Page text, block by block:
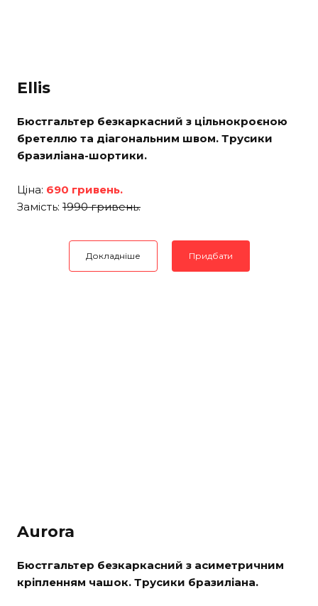
Ellis
Бюстгальтер безкаркасний з цільнокроєною
бретеллю та діагональним швом. Трусики
бразиліана-шортики.
Ціна: 690 гривень.
Замість: 1990 гривень.
Докладніше Придбати
Aurora
Бюстгальтер безкаркасний з асиметричним
кріпленням чашок. Трусики бразиліана.